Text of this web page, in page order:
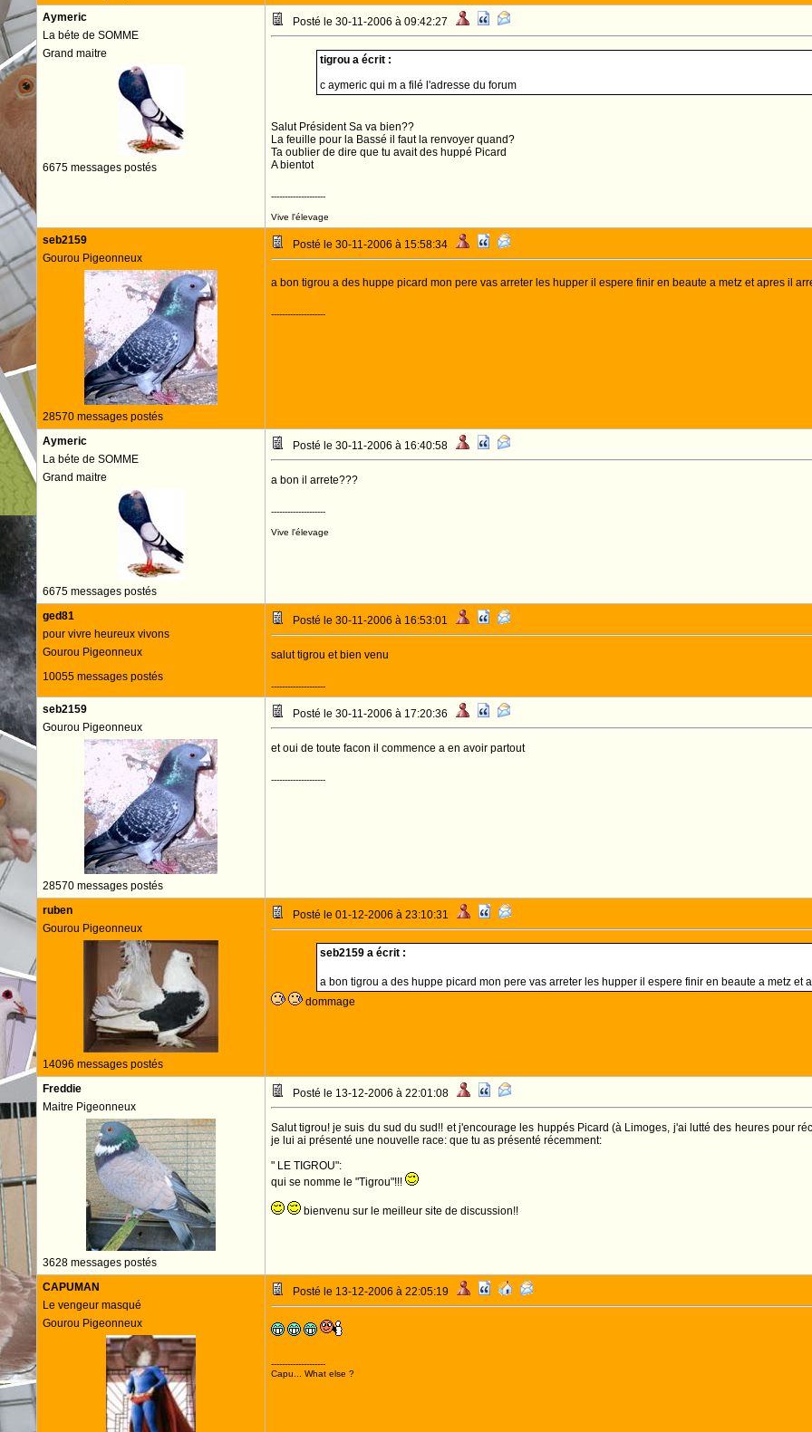
Aymeric
La béte de SOMME
Grand maitre
6675 messages postés
Posté le 30-11-2006 à 09:42:27
tigrou a écrit :
c aymeric qui m a filé l'adresse du forum
Salut Président Sa va bien??
La feuille pour la Bassé il faut la renvoyer quand?
Ta oublier de dire que tu avait des huppé Picard
A bientot
--------------------
Vive l'élevage
seb2159
Gourou Pigeonneux
28570 messages postés
Posté le 30-11-2006 à 15:58:34
a bon tigrou a des huppe picard mon pere vas arreter les hupper il espere finir en beaute a metz et apres il
--------------------
Aymeric
La béte de SOMME
Grand maitre
6675 messages postés
Posté le 30-11-2006 à 16:40:58
a bon il arrete???
--------------------
Vive l'élevage
ged81
pour vivre heureux vivons
Gourou Pigeonneux
10055 messages postés
Posté le 30-11-2006 à 16:53:01
salut tigrou et bien venu
--------------------
seb2159
Gourou Pigeonneux
28570 messages postés
Posté le 30-11-2006 à 17:20:36
et oui de toute facon il commence a en avoir partout
--------------------
ruben
Gourou Pigeonneux
14096 messages postés
Posté le 01-12-2006 à 23:10:31
seb2159 a écrit :
a bon tigrou a des huppe picard mon pere vas arreter les hupper il espere finir en beaute a metz et
dommage
Freddie
Maitre Pigeonneux
3628 messages postés
Posté le 13-12-2006 à 22:01:08
Salut tigrou! je suis du sud du sud!! et j'encourage les huppés Picard (à Limoges, j'ai lutté des heures pour
je lui ai présenté une nouvelle race: que tu as présenté récemment:
" LE TIGROU":
qui se nomme le "Tigrou"!!!
bienvenu sur le meilleur site de discussion!!
CAPUMAN
Le vengeur masqué
Gourou Pigeonneux
Posté le 13-12-2006 à 22:05:19
--------------------
Capu... What else ?